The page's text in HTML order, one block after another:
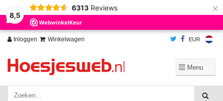
8,5
6313 Reviews ×
Inloggen Winkelwagen EUR
Wij slaan cookies op om onze website te verbeteren. Is dat akkoord?
Ja
Nee